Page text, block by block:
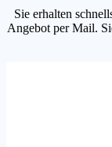
Sie erhalten
Angebot per Mail.